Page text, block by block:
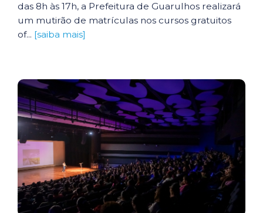
das 8h às 17h, a Prefeitura de Guarulhos realizará
um mutirão de matrículas nos cursos gratuitos
of... [saiba mais]